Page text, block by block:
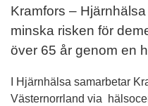
Kramfors –
minska risken för
över 65 år genom en
I Hjärnhälsa samarbetar
Västernorrland via